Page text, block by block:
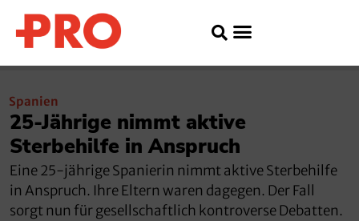
Spanien
25-Jährige nimmt aktive
Sterbehilfe in Anspruch
Eine 25-jährige Spanierin nimmt aktive Sterbehilfe
in Anspruch. Ihre Eltern waren dagegen. Der Fall
sorgt nun für gesellschaftlich kontroverse Debatten.